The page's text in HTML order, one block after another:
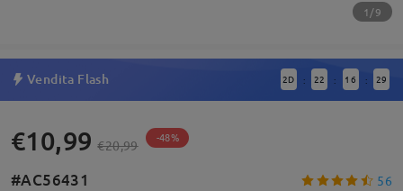
1/9
Vendita Flash 2D : 22 : 16 : 29
€10,99 €20,99 -48%
#AC56431 56